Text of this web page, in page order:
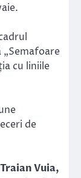
cu liniile
de
Vuia,